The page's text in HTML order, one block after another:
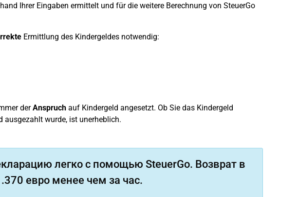
Ihrer Eingaben ermittelt und für die weitere Berechnung von SteuerGo
Ermittlung des Kindergeldes notwendig:
derAnspruchauf Kindergeld angesetzt. Ob Sie das Kindergeld
ausgezahlt wurde, ist unerheblich.
легко с помощью SteuerGo. Возврат в
евро менее чем за час.